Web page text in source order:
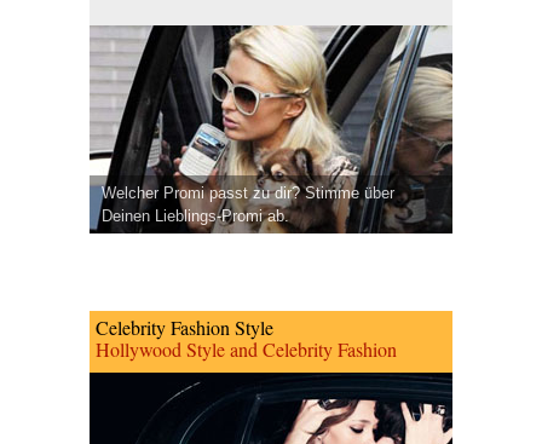
Welcher Promi passt zu dir? Stimme über
Deinen Lieblings-Promi ab.
Celebrity Fashion Style
Hollywood Style and Celebrity Fashion